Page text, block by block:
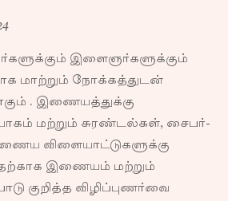
இளைஞர்களுக்கும்
மாற்றும் நோக்கத்துடன்
. இணையத்துக்கு
மற்றும் சுரண்டல்கள், சைபர்-
விளையாட்டுகளுக்கு
இணையம் மற்றும்
குறித்த விழிப்புணர்வை